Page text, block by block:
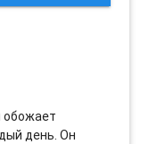
обожает
день. Он